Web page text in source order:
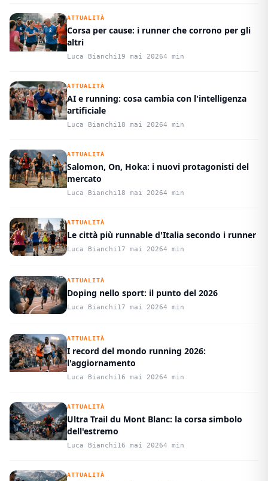
ATTUALITÀ
Corsa per cause: i runner che corrono per gli
altri
Luca Bianchi19 mai 20264 min
ATTUALITÀ
AI e running: cosa cambia con l'intelligenza
artificiale
Luca Bianchi18 mai 20264 min
ATTUALITÀ
Salomon, On, Hoka: i nuovi protagonisti del
mercato
Luca Bianchi18 mai 20264 min
ATTUALITÀ
Le città più runnable d'Italia secondo i runner
Luca Bianchi17 mai 20264 min
ATTUALITÀ
Doping nello sport: il punto del 2026
Luca Bianchi17 mai 20264 min
ATTUALITÀ
I record del mondo running 2026:
l'aggiornamento
Luca Bianchi16 mai 20264 min
ATTUALITÀ
Ultra Trail du Mont Blanc: la corsa simbolo
dell'estremo
Luca Bianchi16 mai 20264 min
ATTUALITÀ